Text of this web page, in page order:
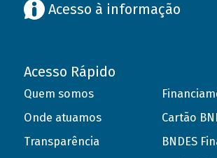
Acesso à informação
Acesso Rápido
Quem somos
Onde atuamos
Transparência
Cartão
BNDES